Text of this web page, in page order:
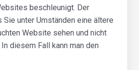
beschleunigt. Der
Sie unter Umständen eine ältere
Website sehen und nicht
diesem Fall kann man den